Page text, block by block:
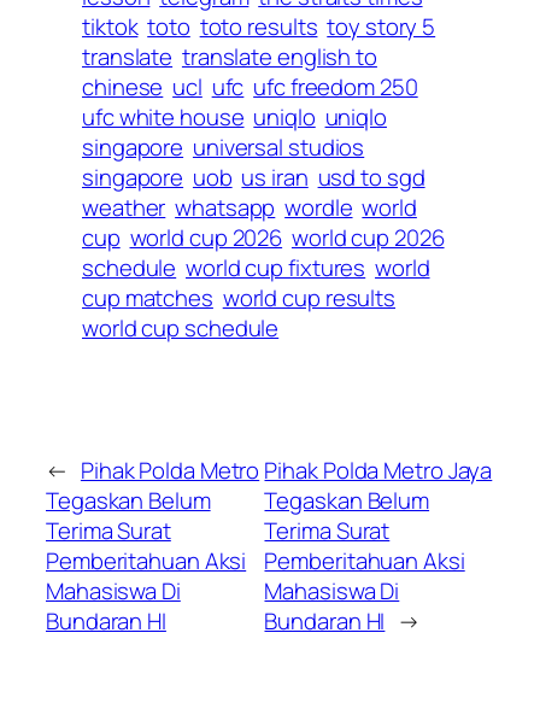
tiktok toto toto results toy story 5
translate translate english to
chinese ucl ufc ufc freedom 250
ufc white house uniqlo uniqlo
singapore universal studios
singapore uob us iran usd to sgd
weather whatsapp wordle world
cup world cup 2026 world cup 2026
schedule world cup fixtures world
cup matches world cup results
world cup schedule
← Pihak Polda Metro
Tegaskan Belum
Terima Surat
Pemberitahuan Aksi
Mahasiswa Di
Bundaran HI
Pihak Polda Metro Jaya
Tegaskan Belum
Terima Surat
Pemberitahuan Aksi
Mahasiswa Di
Bundaran HI →